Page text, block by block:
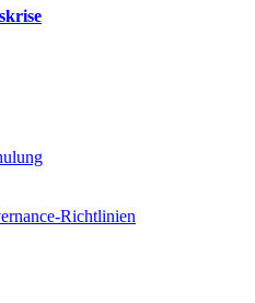
Richtlinien